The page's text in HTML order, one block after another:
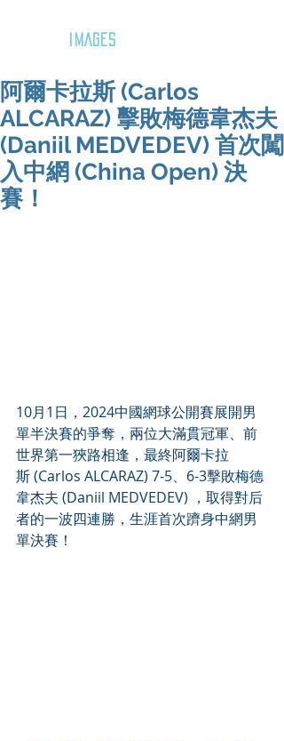
IMAGES
阿爾卡拉斯 (Carlos
ALCARAZ) 擊敗梅德韋杰夫
(Daniil MEDVEDEV) 首次闖
入中網 (China Open) 決
賽！
10月1日，2024中國網球公開賽展開男
單半決賽的爭奪，兩位大滿貫冠軍、前
世界第一狹路相逢，最終阿爾卡拉
斯 (Carlos ALCARAZ) 7-5、6-3擊敗梅德
韋杰夫 (Daniil MEDVEDEV) ，取得對后
者的一波四連勝，生涯首次躋身中網男
單決賽！